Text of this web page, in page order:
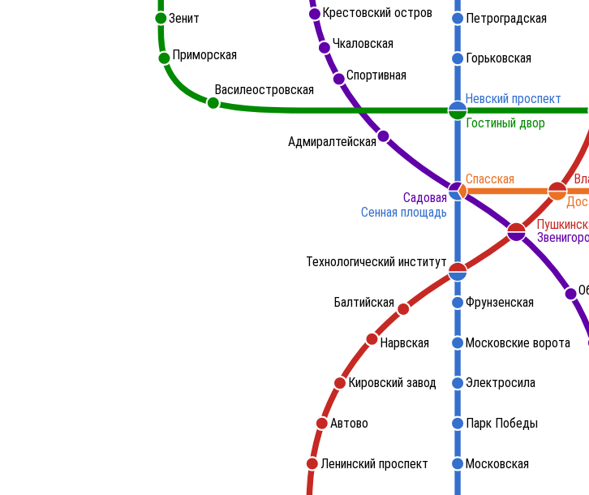
Балтийская
Московские ворота
Спасская
Садовая
Сенная площадь
Ленинский проспект
Автово
Кировский завод
Нарвская
Технологический институт
Московская
Фрунзенская
Парк Победы
Электросила
Адмиралтейская
Спортивная
Василеостровская
Приморская
Чкаловская
Крестовский остров
Невский проспект
Гостиный двор
Горьковская
Петроградская
Зенит